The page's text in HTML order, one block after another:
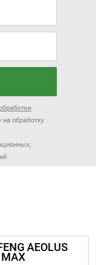
обработку
AEOLUS